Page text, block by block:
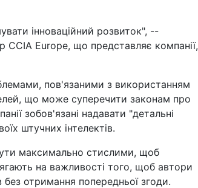
інноваційний розвиток", --
Europe, що представляє компанії,
пов'язаними з використанням
що може суперечити законам про
зобов'язані надавати "детальні
штучних інтелектів.
максимально стислими, щоб
на важливості того, щоб автори
без отримання попередньої згоди.